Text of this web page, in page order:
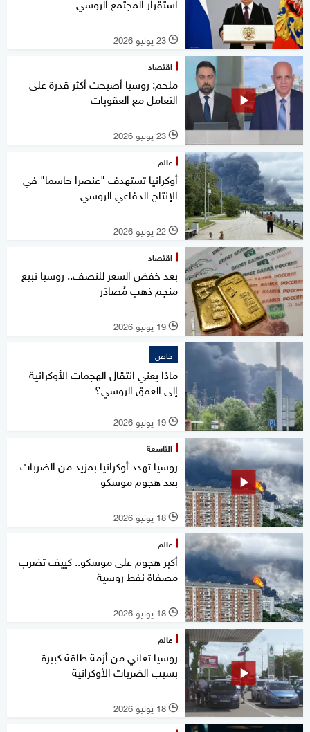
l 23 يونيو 2026
اقتصاد
ملحم: روسيا أصبحت أكثر قدرة على
التعامل مع العقوبات
l 23 يونيو 2026
عالم
أوكرانيا تستهدف "عنصرا حاسما" في
الإنتاج الدفاعي الروسي
l 22 يونيو 2026
اقتصاد
بعد خفض السعر للنصف.. روسيا تبيع
منجم ذهب مُصادَر
l 19 يونيو 2026
خاص
ماذا يعني انتقال الهجمات الأوكرانية
إلى العمق الروسي؟
l 19 يونيو 2026
التاسعة
روسيا تهدد أوكرانيا بمزيد من الضربات
بعد هجوم موسكو
l 18 يونيو 2026
عالم
أكبر هجوم على موسكو.. كييف تضرب
مصفاة نفط روسية
l 18 يونيو 2026
عالم
روسيا تعاني من أزمة طاقة كبيرة
بسبب الضربات الأوكرانية
l 18 يونيو 2026